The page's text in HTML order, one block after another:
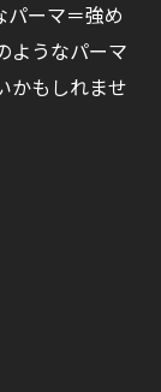
パーマ＝強め
ようなパーマ
かもしれませ